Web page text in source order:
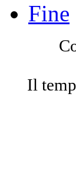
Fine
Il